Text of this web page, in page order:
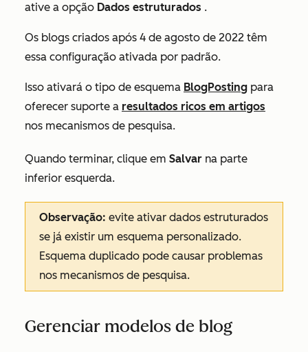
ative a opção Dados estruturados .
Os blogs criados após 4 de agosto de 2022 têm
essa configuração ativada por padrão.
Isso ativará o tipo de esquema BlogPosting para
oferecer suporte a resultados ricos em artigos
nos mecanismos de pesquisa.
Quando terminar, clique em Salvar na parte
inferior esquerda.
Observação: evite ativar dados estruturados
se já existir um esquema personalizado.
Esquema duplicado pode causar problemas
nos mecanismos de pesquisa.
Gerenciar modelos de blog